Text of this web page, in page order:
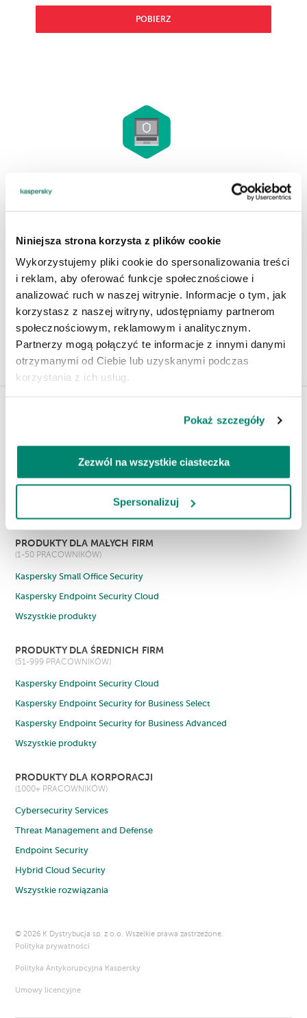
Niniejsza strona korzysta z plików cookie
Wykorzystujemy pliki cookie do spersonalizowania treści
i reklam, aby oferować funkcje społecznościowe i
analizować ruch w naszej witrynie. Informacje o tym, jak
korzystasz z naszej witryny, udostępniamy partnerom
społecznościowym, reklamowym i analitycznym.
Partnerzy mogą połączyć te informacje z innymi danymi
otrzymanymi od Ciebie lub uzyskanymi podczas
korzystania z ich usług.
Pokaż szczegóły
Zezwól na wszystkie ciasteczka
Spersonalizuj
POBIERZ
Kaspersky Internet Security for Mac
Wersja 2020 dla macOS Sierra (10.12), High Sierra (10.13)
ochronę Tobie i Twojemu makowi
POBIERZ
Kaspersky Premium
PRODUKTY DLA MAŁYCH FIRM
(1-50 PRACOWNIKÓW)
Kaspersky Small Office Security
Kaspersky Endpoint Security Cloud
Wszystkie produkty
PRODUKTY DLA ŚREDNICH FIRM
(51-999 PRACOWNIKÓW)
Kaspersky Endpoint Security Cloud
Kaspersky Endpoint Security for Business Select
Kaspersky Endpoint Security for Business Advanced
Wszystkie produkty
PRODUKTY DLA KORPORACJI
(1000+ PRACOWNIKÓW)
Cybersecurity Services
Threat Management and Defense
Endpoint Security
Hybrid Cloud Security
Wszystkie rozwiązania
©2026 K Dystrybucja sp. z o.o. Wszelkie prawa zastrzeżone.
Polityka prywatności
Polityka Antykorupcyjna Kaspersky
Umowy licencyjne